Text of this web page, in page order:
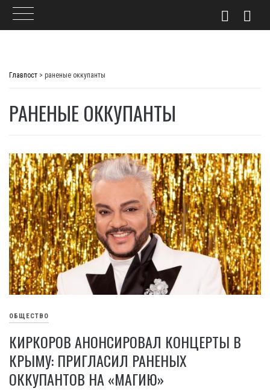
Главпост > раненые оккупанты
РАНЕНЫЕ ОККУПАНТЫ
ОБЩЕСТВО
КИРКОРОВ АНОНСИРОВАЛ КОНЦЕРТЫ В
КРЫМУ: ПРИГЛАСИЛ РАНЕНЫХ
ОККУПАНТОВ НА «МАГИЮ»